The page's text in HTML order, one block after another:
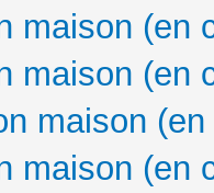
maison (en
maison (en
maison
maison (en